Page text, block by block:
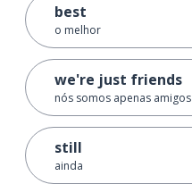
best
o melhor
we're just friends
nós somos apenas amigos
still
ainda